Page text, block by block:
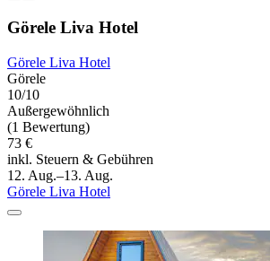
Görele Liva Hotel
Görele Liva Hotel
Görele
10/10
Außergewöhnlich
(1 Bewertung)
73 €
inkl. Steuern & Gebühren
12. Aug.–13. Aug.
Görele Liva Hotel